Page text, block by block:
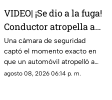
VIDEO| ¡Se dio a la fuga!
Conductor atropella a
familia entera que
caminaba sobre la calle
Una cámara de seguridad
captó el momento exacto en
que un automóvil atropelló a
una familia entera.
agosto 08, 2026 06:14 p. m.